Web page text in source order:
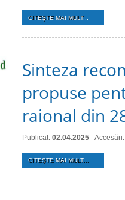
CITEŞTE MAI MULT...
Sinteza
propuse
raional din
Publicat: 02.04.2025
CITEŞTE MAI MULT...